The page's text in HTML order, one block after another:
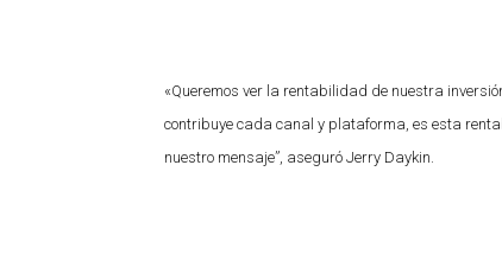
«Queremos ver la rentabilidad de nuestra
contribuye cada canal y plataforma, es esta
nuestro mensaje”, aseguró Jerry Daykin.